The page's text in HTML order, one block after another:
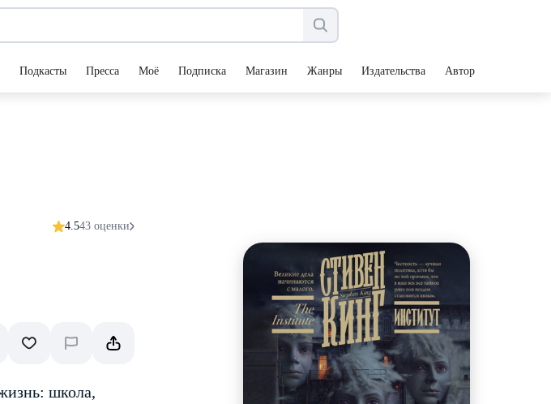
Подкасты Пресса Моё Подписка Магазин Жанры Издательства Авторы
4.543 оценки
школа,